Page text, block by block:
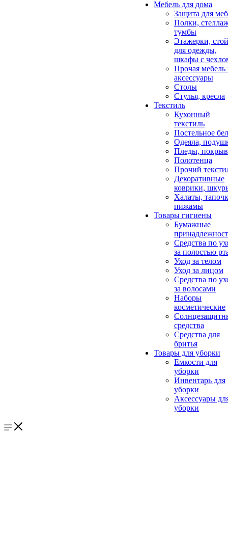
Мебель для дома
Защита для
Полки,
тумбы
Этажерки,
для одежды,
шкафы с
Прочая мебель
аксессуары
Столы
Стулья, кресла
Текстиль
Кухонный
текстиль
Постельное
Одеяла,
Пледы,
Полотенца
Прочий
Декоративные
коврики,
Халаты,
пижамы
Товары гигиены
Бумажные
Средства по
за полостью
Уход за телом
Уход за лицом
Средства по
за волосами
Наборы
косметические
средства
Средства для
бритья
Товары для уборки
Емкости для
уборки
Инвентарь для
уборки
Аксессуары
уборки